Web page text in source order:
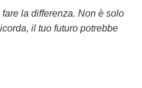
la differenza. Non è solo
il tuo futuro potrebbe